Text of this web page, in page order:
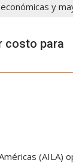
y
costo para
(AILA)